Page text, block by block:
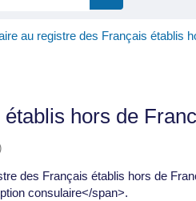
au registre des Français établis
hors de
des Français établis hors de
consulaire</span>.